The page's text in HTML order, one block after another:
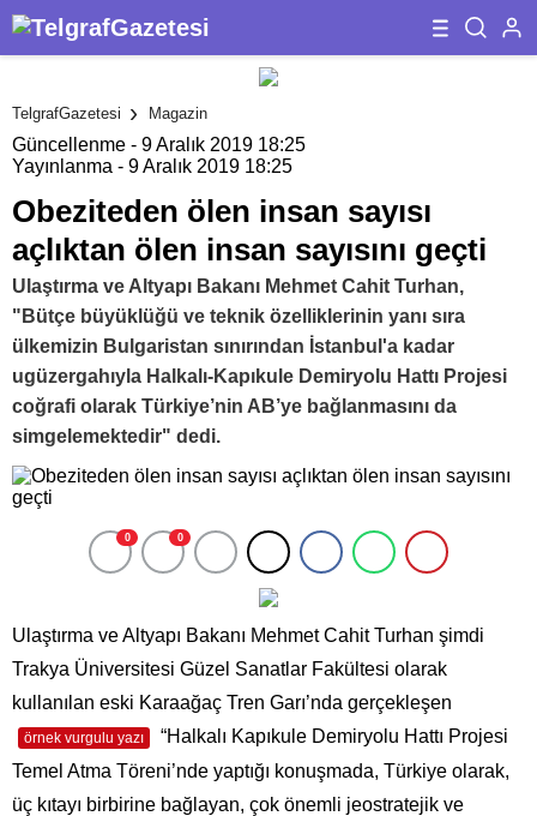
TelgrafGazetesi Magazin
Güncellenme - 9 Aralık 2019 18:25
Yayınlanma - 9 Aralık 2019 18:25
Obeziteden ölen insan sayısı
açlıktan ölen insan sayısını geçti
Ulaştırma ve Altyapı Bakanı Mehmet Cahit Turhan,
"Bütçe büyüklüğü ve teknik özelliklerinin yanı sıra
ülkemizin Bulgaristan sınırından İstanbul'a kadar
ugüzergahıyla Halkalı-Kapıkule Demiryolu Hattı Projesi
coğrafi olarak Türkiye’nin AB’ye bağlanmasını da
simgelemektedir" dedi.
0 0
Ulaştırma ve Altyapı Bakanı Mehmet Cahit Turhan şimdi
Trakya Üniversitesi Güzel Sanatlar Fakültesi olarak
kullanılan eski Karaağaç Tren Garı’nda gerçekleşen
örnek vurgulu yazı
“Halkalı Kapıkule Demiryolu Hattı Projesi
Temel Atma Töreni’nde yaptığı konuşmada, Türkiye olarak,
üç kıtayı birbirine bağlayan, çok önemli jeostratejik ve